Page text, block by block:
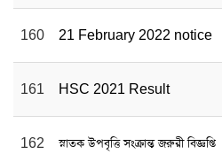
160 21 February 2022 notice
161 HSC 2021 Result
162 স্নাতক উপবৃত্তি সংক্রান্ত জরুরী বিজ্ঞপ্তি